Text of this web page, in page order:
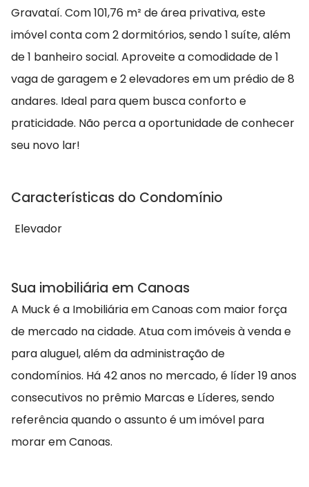
Gravataí. Com 101,76 m² de área privativa, este
imóvel conta com 2 dormitórios, sendo 1 suíte, além
de 1 banheiro social. Aproveite a comodidade de 1
vaga de garagem e 2 elevadores em um prédio de 8
andares. Ideal para quem busca conforto e
praticidade. Não perca a oportunidade de conhecer
seu novo lar!
Características do Condomínio
Elevador
Sua imobiliária em Canoas
A Muck é a Imobiliária em Canoas com maior força
de mercado na cidade. Atua com imóveis à venda e
para aluguel, além da administração de
condomínios. Há 42 anos no mercado, é líder 19 anos
consecutivos no prêmio Marcas e Líderes, sendo
referência quando o assunto é um imóvel para
morar em Canoas.